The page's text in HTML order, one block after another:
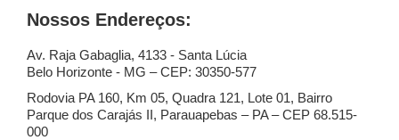
Nossos Endereços:
Av. Raja Gabaglia, 4133 - Santa Lúcia
Belo Horizonte - MG – CEP: 30350-577
Rodovia PA 160, Km 05, Quadra 121, Lote 01, Bairro
Parque dos Carajás II, Parauapebas – PA – CEP 68.515-
000